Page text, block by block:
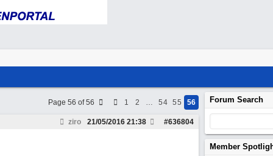
Page 56 of 56 1 2 … 54 55 56
ziro #636804
21/05/2016 21:38
Forum Search
Member